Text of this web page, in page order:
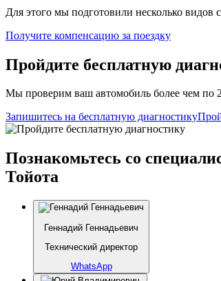
Для этого мы подготовили несколько видов
Получите компенсацию за поездку
Пройдите бесплатную
Мы проверим ваш автомобиль более чем по
Запишитесь на бесплатную диагностику
Познакомьтесь со
Тойота
Геннадий Геннадьевич
Технический директор
WhatsApp